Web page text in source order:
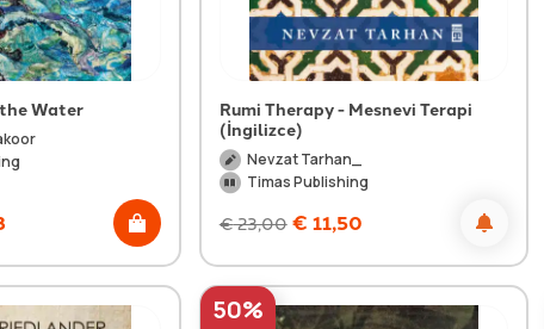
Water
Rumi Therapy - Mesnevi Terapi
(İngilizce)
Nevzat Tarhan_
Timas Publishing
€23,00 € 11,50
50%